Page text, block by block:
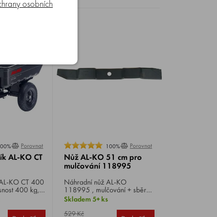
Porovnat
AL-KO CT
400 kg,
h.
100% Porovnat
Nůž AL-KO 51 cm pro
mulčování 118995
Náhradní nůž AL-KO
118995 , mulčování + sběr
pro sekačky AL-KO Highline
VSI, 51.3, 51.4 SP-A ,
Skladem 5+ ks
529 Kč
osobních